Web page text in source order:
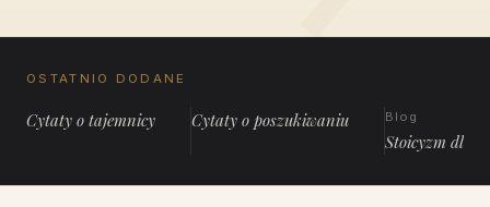
OSTATNIO DODANE
Cytaty o tajemnicy Cytaty o poszukiwaniu Blog
Stoicyzm dla